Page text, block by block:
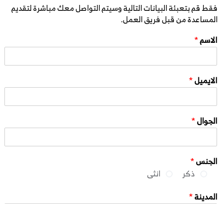
فقط قم بتعبئة البيانات التالية وسيتم التواصل معك مباشرة لتقديم
المساعدة من قبل فريق العمل.
الاسم*
الايميل*
الجوال*
الجنس*
ذكر
انثى
المدينة*